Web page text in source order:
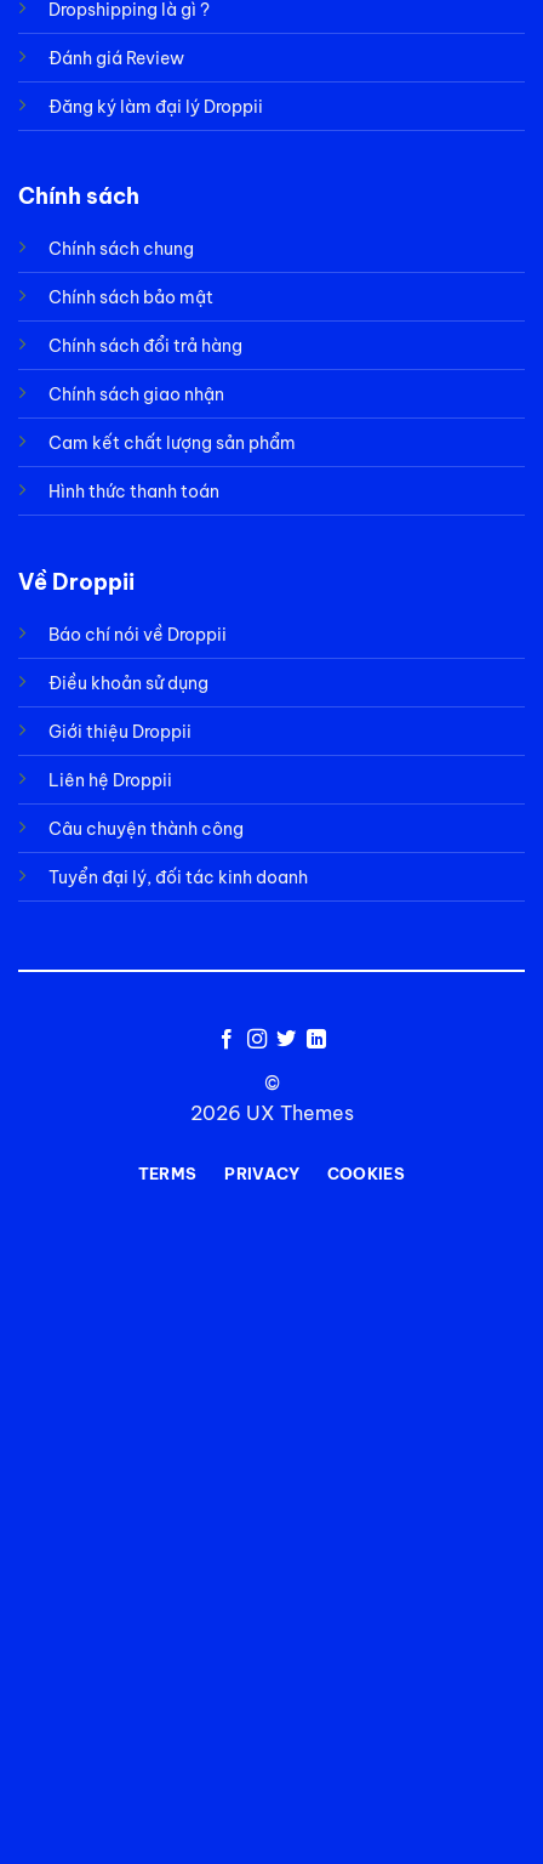
Dropshipping là gì ?
Đánh giá Review
Đăng ký làm đại lý Droppii
Chính sách
Chính sách chung
Chính sách bảo mật
Chính sách đổi trả hàng
Chính sách giao nhận
Cam kết chất lượng sản phẩm
Hình thức thanh toán
Về Droppii
Báo chí nói về Droppii
Điều khoản sử dụng
Giới thiệu Droppii
Liên hệ Droppii
Câu chuyện thành công
Tuyển đại lý, đối tác kinh doanh
©
2026 UX Themes
TERMS PRIVACY COOKIES